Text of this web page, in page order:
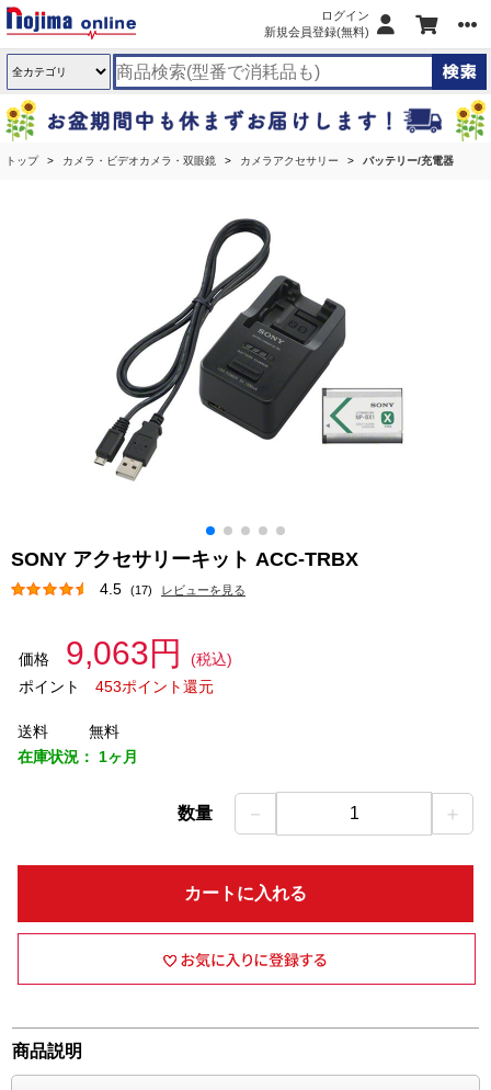
ログイン
新規会員登録(無料)
トップ カメラ・ビデオカメラ・双眼鏡 カメラアクセサリー バッテリー/充電器
SONY アクセサリーキット ACC-TRBX
4.5 (17) レビューを見る
価格 9,063円
(税込)
ポイント
453ポイント還元
送料
無料
在庫状況： 1ヶ月
数量 － 1 ＋
カートに入れる
商品説明